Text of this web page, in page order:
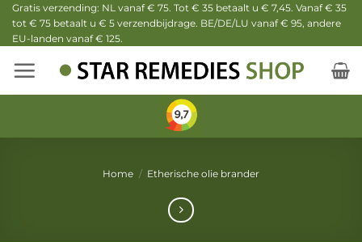
Ga
naar
inhoud
Gratis verzending: NL vanaf € 75. Tot € 35 betaalt u € 7,45. Vanaf € 35
tot € 75 betaalt u € 5 verzendbijdrage. BE/DE/LU vanaf € 95, andere
EU-landen vanaf € 125.
Home / Etherische olie brander